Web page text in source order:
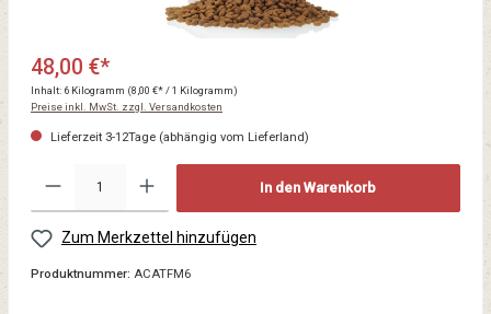
48,00 €*
Inhalt: 6 Kilogramm (8,00 €* / 1 Kilogramm)
Preise inkl. MwSt. zzgl. Versandkosten
Lieferzeit 3-12Tage (abhängig vom Lieferland)
In den Warenkorb
Zum Merkzettel hinzufügen
Produktnummer: ACATFM6